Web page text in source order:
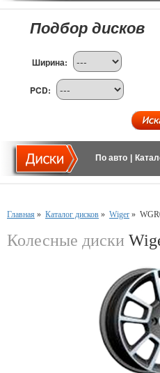
Подбор дисков
Ширина:
PCD:
По авто
Главная » Каталог дисков » Wiger »
Колесные диски